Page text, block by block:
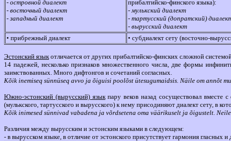
- островной диалект
- восточный диалект
- западный диалект
прибалтийско-финского языка):
- мулькский диалект
- тартусский (допратский)
- вырусский диалект
• прибрежный диалект
• субдиалект сету (восточно-
Эстонский языкотличается от других прибалтийско-финских сложной
14 падежей, несколько признаков множественного числа, две формы
заимствованных. Много дифтонгов и сочетаний согласных.
Kõik inemiseq sünnüseq avvo ja õiguisi poolõst ütesugumaidsis. Näile om annõt
Южно-эстонский (вырусский) языкпару веков назад сосуществовал вместе
(мулькского, тартусского и вырусского) к нему присодиняют диалект сету, в
Kõik inimesed sünnivad vabadena ja võrdsetena oma väärikuselt ja õigustelt.
Различия между вырусским и эстонским языками в следующем:
- в вырусском языке, в отличие от эстонского присутствует гармония гласных